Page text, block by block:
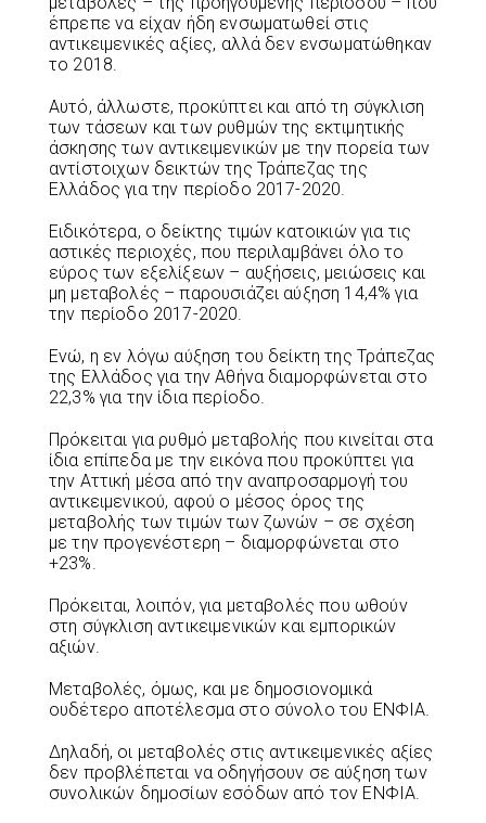
έπρεπε να είχαν ήδη ενσωματωθεί στις
αντικειμενικές αξίες, αλλά δεν ενσωματώθηκαν
το 2018.
Αυτό, άλλωστε, προκύπτει και από τη σύγκλιση
των τάσεων και των ρυθμών της εκτιμητικής
άσκησης των αντικειμενικών με την πορεία των
αντίστοιχων δεικτών της Τράπεζας της
Ελλάδος για την περίοδο 2017-2020.
Ειδικότερα, ο δείκτης τιμών κατοικιών για τις
αστικές περιοχές, που περιλαμβάνει όλο το
εύρος των εξελίξεων – αυξήσεις, μειώσεις και
μη μεταβολές – παρουσιάζει αύξηση 14,4% για
την περίοδο 2017-2020.
Ενώ, η εν λόγω αύξηση του δείκτη της Τράπεζας
της Ελλάδος για την Αθήνα διαμορφώνεται στο
22,3% για την ίδια περίοδο.
Πρόκειται για ρυθμό μεταβολής που κινείται στα
ίδια επίπεδα με την εικόνα που προκύπτει για
την Αττική μέσα από την αναπροσαρμογή του
αντικειμενικού, αφού ο μέσος όρος της
μεταβολής των τιμών των ζωνών – σε σχέση
με την προγενέστερη – διαμορφώνεται στο
+23%.
Πρόκειται, λοιπόν, για μεταβολές που ωθούν
στη σύγκλιση αντικειμενικών και εμπορικών
αξιών.
Μεταβολές, όμως, και με δημοσιονομικά
ουδέτερο αποτέλεσμα στο σύνολο του ΕΝΦΙΑ.
Δηλαδή, οι μεταβολές στις αντικειμενικές αξίες
δεν προβλέπεται να οδηγήσουν σε αύξηση των
συνολικών δημοσίων εσόδων από τον ΕΝΦΙΑ.